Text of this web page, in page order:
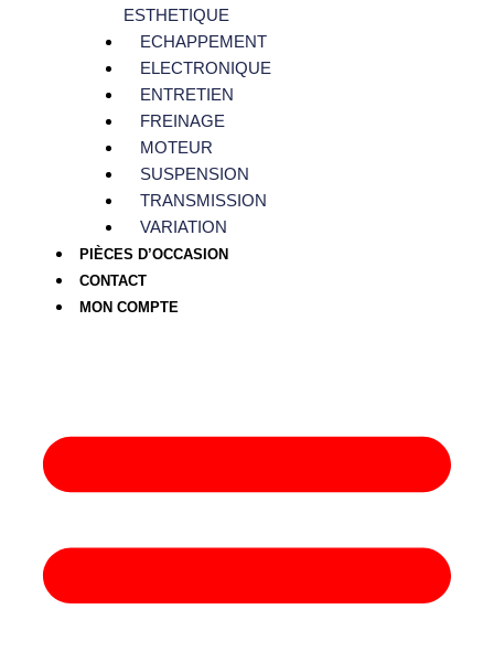
ESTHETIQUE
ECHAPPEMENT
ELECTRONIQUE
ENTRETIEN
FREINAGE
MOTEUR
SUSPENSION
TRANSMISSION
VARIATION
PIÈCES D’OCCASION
CONTACT
MON COMPTE